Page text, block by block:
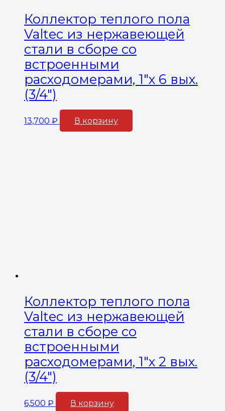
Коллектор теплого пола
Valtec из нержавеющей
стали в сборе со
встроенными
расходомерами, 1″х 6 вых.
(3/4″)
13,700 ₽ В корзину
Коллектор теплого пола
Valtec из нержавеющей
стали в сборе со
встроенными
расходомерами, 1″х 2 вых.
(3/4″)
6,500 ₽ В корзину